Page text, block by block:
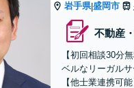
岩手県|盛岡市
不動産
【初回相談30分
ベルなリーガル
【他士業連携可能